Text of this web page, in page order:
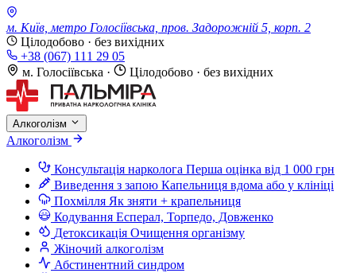
м. Київ, метро Голосіївська, пров. Задорожній 5, корп. 2
Цілодобово · без вихідних
+38 (067) 111 29 05
м. Голосіївська · Цілодобово · без вихідних
Алкоголізм
Алкоголізм
Консультація нарколога Перша оцінка від 1 000 грн
Виведення з запою Капельниця вдома або у клініці
Похмілля Як зняти + крапельниця
Кодування Есперал, Торпедо, Довженко
Детоксикація Очищення організму
Жіночий алкоголізм
Абстинентний синдром